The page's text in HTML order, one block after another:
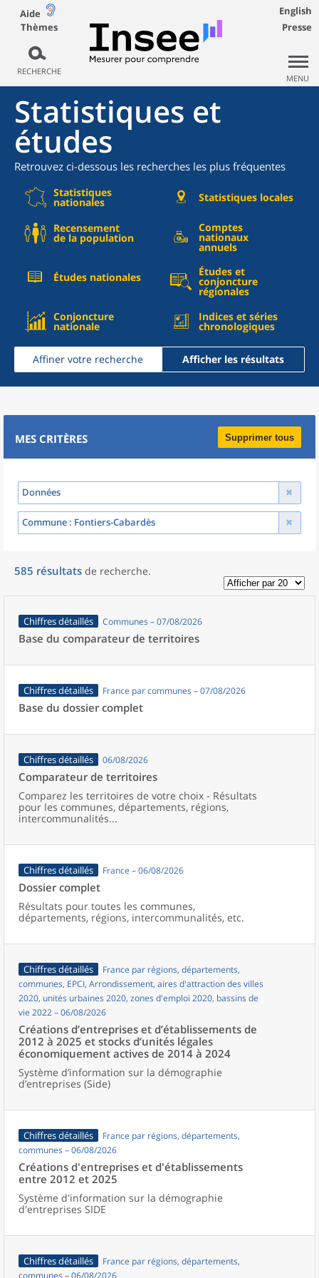
Aide
Thèmes
RECHERCHE
English
Presse
MENU
Statistiques et
études
Retrouvez ci-dessous les recherches les plus fréquentes
Statistiques
nationales Statistiques locales
Recensement
de la population
Comptes
nationaux
annuels
Études nationales Études et
conjoncture
régionales
Conjoncture
nationale
Indices et séries
chronologiques
Affiner votre recherche Afficher les résultats
MES CRITÈRES Supprimer tous
Données
Commune : Fontiers-Cabardès
585 résultats de recherche.
Chiffres détaillés Communes – 07/08/2026
Base du comparateur de territoires
Chiffres détaillés France par communes – 07/08/2026
Base du dossier complet
Chiffres détaillés 06/08/2026
Comparateur de territoires
Comparez les territoires de votre choix - Résultats
pour les communes, départements, régions,
intercommunalités...
Chiffres détaillés France – 06/08/2026
Dossier complet
Résultats pour toutes les communes,
départements, régions, intercommunalités, etc.
Chiffres détaillés
France par régions, départements,
communes, EPCI, Arrondissement, aires d'attraction des villes
2020, unités urbaines 2020, zones d'emploi 2020, bassins de
vie 2022 – 06/08/2026
Créations d’entreprises et d’établissements de
2012 à 2025 et stocks d’unités légales
économiquement actives de 2014 à 2024
Système d’information sur la démographie
d’entreprises (Side)
Chiffres détaillés
France par régions, départements,
communes – 06/08/2026
Créations d'entreprises et d'établissements
entre 2012 et 2025
Système d'information sur la démographie
d'entreprises SIDE
Chiffres détaillés
France par régions, départements,
communes – 06/08/2026